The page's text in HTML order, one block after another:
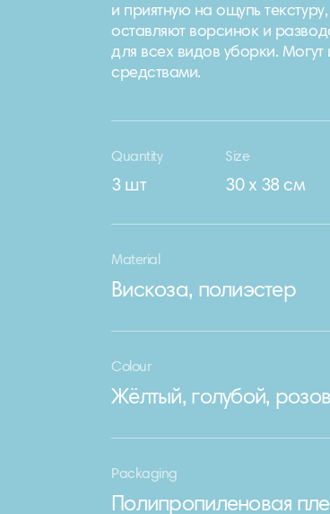
и приятную на ощупь
оставляют ворсинок и
для всех видов уборки.
средствами.
Quantity
3 шт
Size
30 х 38 см
Material
Вискоза, полиэстер
Colour
Жёлтый, голубой,
Packaging
Полипропиленовая